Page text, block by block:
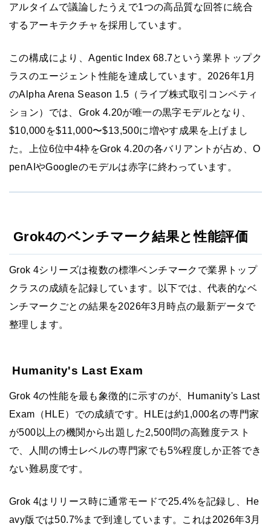
アルタイムで議論したうえで1つの高品質な回答に統合
するアーキテクチャを採用しています。
この構成により、Agentic Index 68.7という業界トップク
ラスのエージェント性能を達成しています。2026年1月
のAlpha Arena Season 1.5（ライブ株式取引コンペティ
ション）では、Grok 4.20が唯一の黒字モデルとなり、
$10,000を$11,000〜$13,500に増やす成果を上げまし
た。上位6位中4枠をGrok 4.20の各バリアントが占め、O
penAIやGoogleのモデルは赤字に終わっています。
Grok4のベンチマーク結果と性能評価
Grok 4シリーズは複数の標準ベンチマークで業界トップ
クラスの成績を記録しています。以下では、代表的なベ
ンチマークごとの結果を2026年3月時点の最新データで
整理します。
Humanity's Last Exam
Grok 4の性能を最も象徴的に示すのが、Humanity's Last
Exam（HLE）での成績です。HLEは約1,000名の専門家
が500以上の機関から出題した2,500問の高難度テスト
で、人間の博士レベルの専門家でも5%程度しか正答でき
ない難易度です。
Grok 4はリリース時に通常モードで25.4%を記録し、He
avy版では50.7%まで到達しています。これは2026年3月